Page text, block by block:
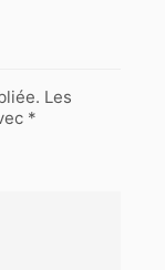
Les
*